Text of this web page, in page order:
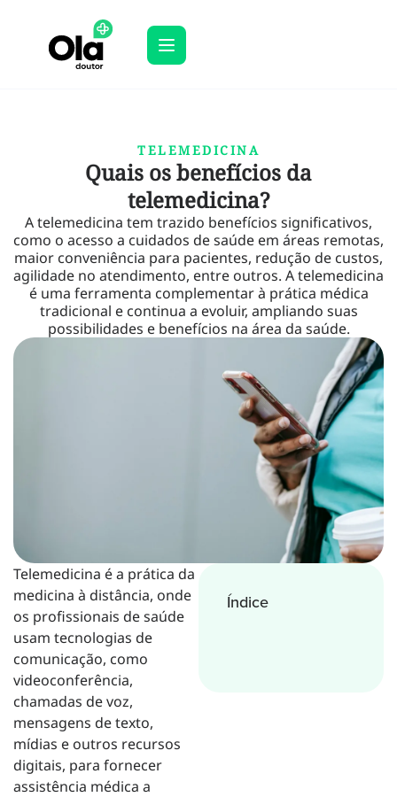
TELEMEDICINA
Quais os benefícios da
telemedicina?
A telemedicina tem trazido benefícios significativos,
como o acesso a cuidados de saúde em áreas remotas,
maior conveniência para pacientes, redução de custos,
agilidade no atendimento, entre outros. A telemedicina
é uma ferramenta complementar à prática médica
tradicional e continua a evoluir, ampliando suas
possibilidades e benefícios na área da saúde.
Telemedicina é a prática da
medicina à distância, onde
os profissionais de saúde
usam tecnologias de
comunicação, como
videoconferência,
chamadas de voz,
mensagens de texto,
mídias e outros recursos
digitais, para fornecer
assistência médica a
Índice